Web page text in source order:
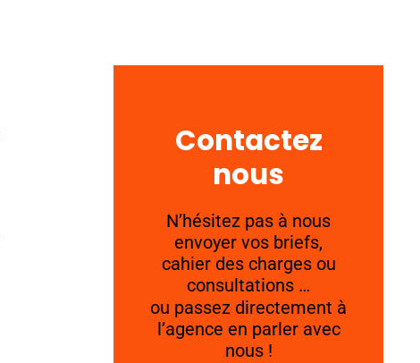
Contactez
nous
N’hésitez pas à nous
envoyer vos briefs,
cahier des charges ou
consultations …
ou passez directement à
l’agence en parler avec
nous !